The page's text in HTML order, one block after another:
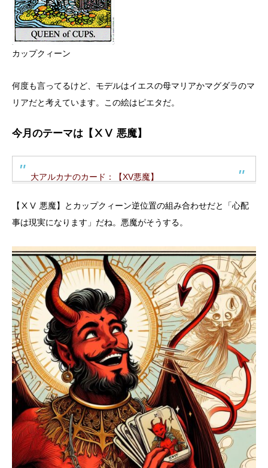
カップクィーン
何度も言ってるけど、モデルはイエスの母マリアかマグダラのマ
リアだと考えています。この絵はピエタだ。
今月のテーマは【ⅩⅤ 悪魔】
大アルカナのカード：【XV悪魔】
【ⅩⅤ 悪魔】とカップクィーン逆位置の組み合わせだと「心配
事は現実になります」だね。悪魔がそうする。